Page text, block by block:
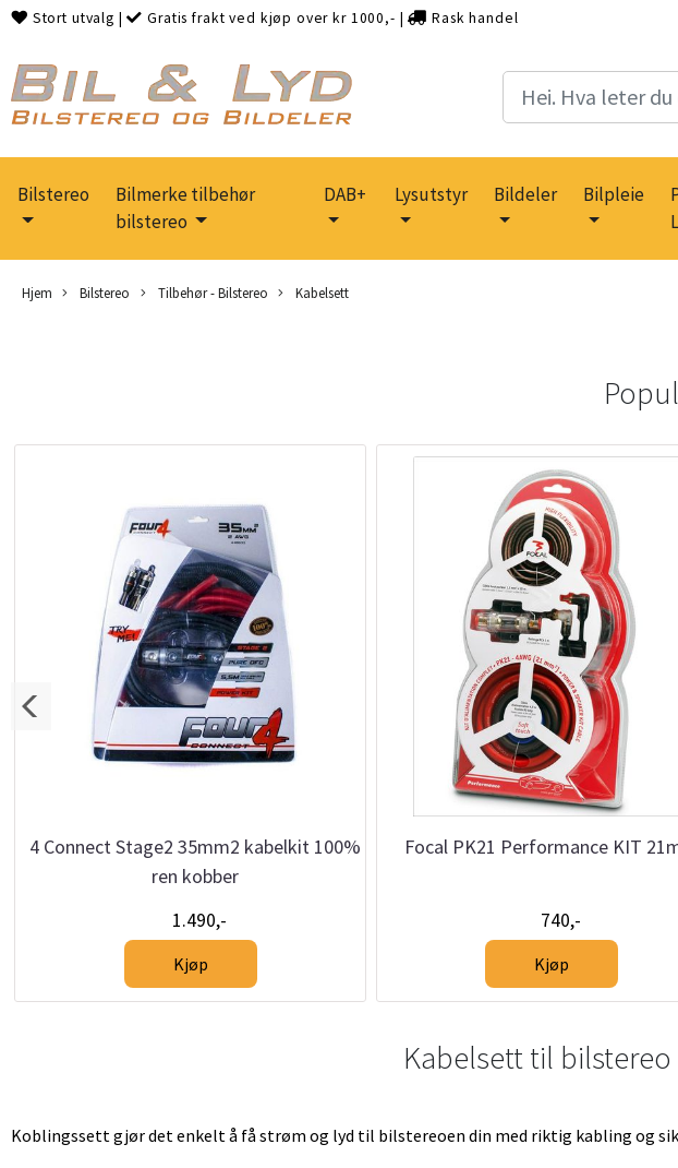
Stort utvalg | Gratis frakt ved kjøp over kr 1000,- | Rask handel
Bilstereo
Bilmerke tilbehør
bilstereo
DAB+ Lysutstyr Bildeler Bilpleie
Hjem Bilstereo Tilbehør - Bilstereo Kabelsett
4 Connect Stage2 35mm2 kabelkit 100%
ren kobber
1.490,-
Kjøp
Focal PK21 Performance KIT
740,-
Kjøp
Kabelsett til bilstereo
Koblingssett gjør det enkelt å få strøm og lyd til bilstereoen din med riktig kabling og